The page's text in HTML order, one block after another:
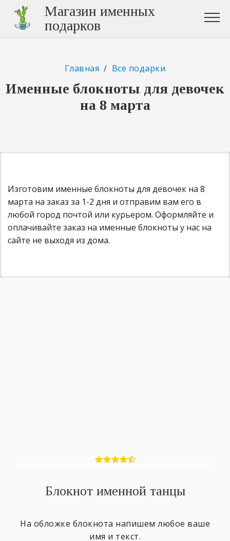
Магазин именных
подарков
Главная / Все подарки
Именные блокноты для девочек
на 8 марта
Изготовим именные блокноты для девочек на 8
марта на заказ за 1-2 дня и отправим вам его в
любой город почтой или курьером. Оформляйте и
оплачивайте заказ на именные блокноты у нас на
сайте не выходя из дома.
Блокнот именной танцы
На обложке блокнота напишем любое ваше
имя и текст.